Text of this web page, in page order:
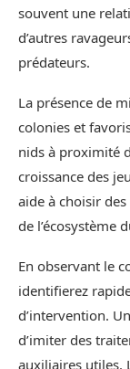
souvent une
d’autres
prédateurs.
La présence de
colonies et
nids à proximité
croissance des
aide à choisir
de l’écosystème
En observant le
identifierez
d’intervention.
d’imiter des
auxiliaires utiles.